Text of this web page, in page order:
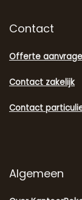
Contact
Offerte
Contact zakelijk
Contact
Algemeen